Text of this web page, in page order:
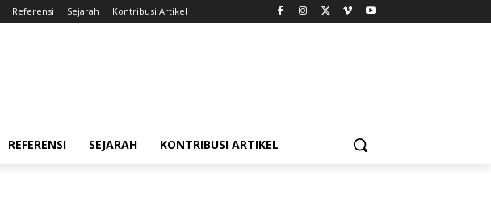
Referensi Sejarah Kontribusi Artikel
REFERENSI SEJARAH KONTRIBUSI ARTIKEL